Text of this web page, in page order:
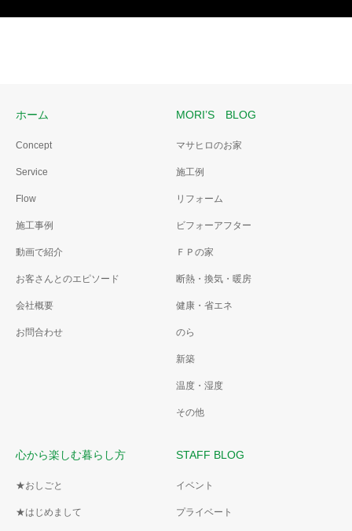
ホーム
Concept
Service
Flow
施工事例
動画で紹介
お客さんとのエピソード
会社概要
お問合わせ
MORI’S BLOG
マサヒロのお家
施工例
リフォーム
ビフォーアフター
ＦＰの家
断熱・換気・暖房
健康・省エネ
のら
新築
温度・湿度
その他
心から楽しむ暮らし方
★おしごと
★はじめまして
STAFF BLOG
イベント
プライベート